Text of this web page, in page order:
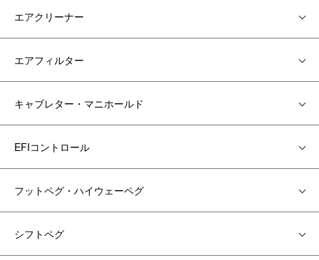
エアクリーナー
エアフィルター
キャブレター・マニホールド
EFIコントロール
フットペグ・ハイウェーペグ
シフトペグ